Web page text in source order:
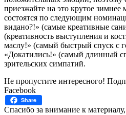
приезжайте на это крутое
состоятся по следующим
видано?!» (самые креативные
(креативность выступления и
маслу!» (самый быстрый спуск с
«Докатились!» (самый длинный
зрительских симпатий.
Не пропустите интересного!
Facebook
Share
Спасибо за внимание к